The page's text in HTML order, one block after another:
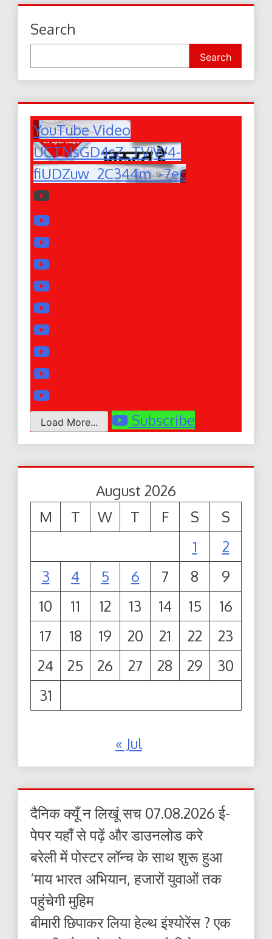
Search
Search
YouTube Video
UCTNsGD4sZ_TVjW4-
fiUDZuw_2C344m_-7ec
Load More... Subscribe
August 2026
M
T W T F S
S
1
2
3
4 5 6 7 8
9
10
11 12 13 14 15
16
17
18 19 20 21 22
23
24
25 26 27 28 29
30
31
« Jul
दैनिक क्यूँ न लिखूं सच 07.08.2026 ई-
पेपर यहाँ से पढ़ें और डाउनलोड करे
बरेली में पोस्टर लॉन्च के साथ शुरू हुआ
‘माय भारत अभियान, हजारों युवाओं तक
पहुंचेगी मुहिम
बीमारी छिपाकर लिया हेल्थ इंश्योरेंस ? एक